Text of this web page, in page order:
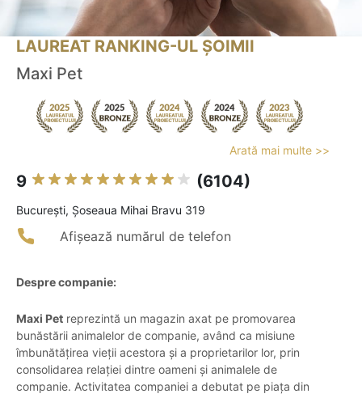
LAUREAT RANKING-UL ȘOIMII
Maxi Pet
Arată mai multe >>
9 (6104)
Bucureşti, Șoseaua Mihai Bravu 319
Afișează numărul de telefon
Despre companie:
Maxi Pet reprezintă un magazin axat pe promovarea
bunăstării animalelor de companie, având ca misiune
îmbunătățirea vieții acestora și a proprietarilor lor, prin
consolidarea relației dintre oameni și animalele de
companie. Activitatea companiei a debutat pe piața din